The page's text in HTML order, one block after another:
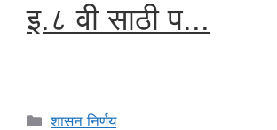
इ.८ वी साठी प...
Categories
शासन निर्णय